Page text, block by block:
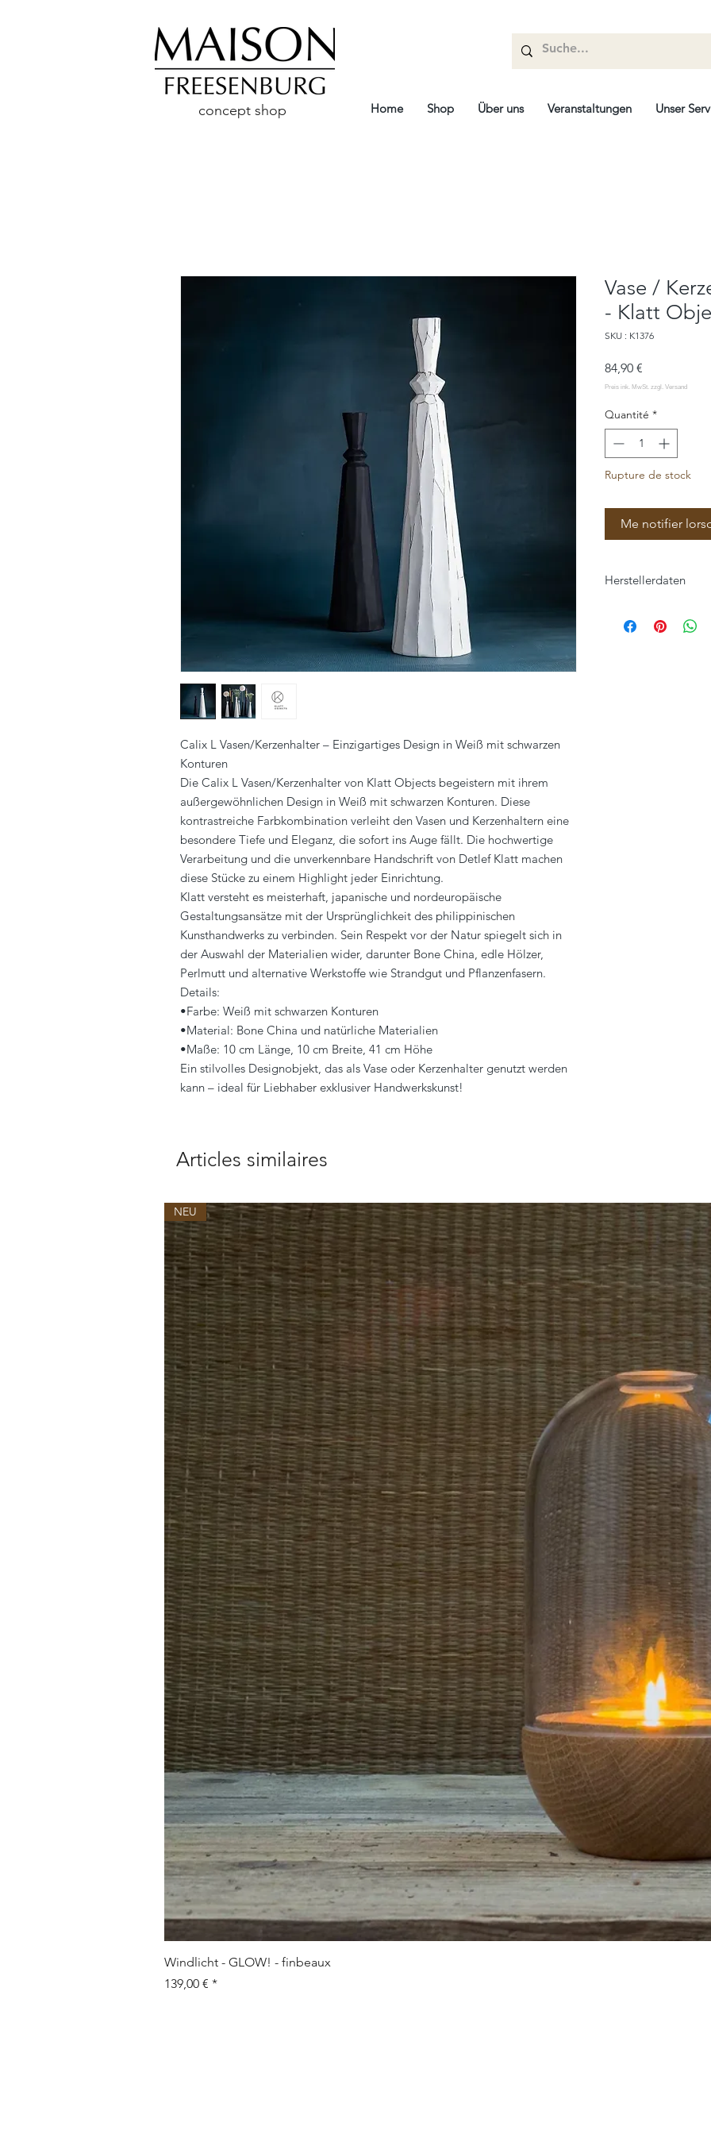
concept shop Home Shop Über uns Veranstaltungen Unser
Calix L Vasen/Kerzenhalter – Einzigartiges Design in Weiß mit schwarzen
Konturen
Die Calix L Vasen/Kerzenhalter von Klatt Objects begeistern mit ihrem
außergewöhnlichen Design in Weiß mit schwarzen Konturen. Diese
kontrastreiche Farbkombination verleiht den Vasen und Kerzenhaltern eine
besondere Tiefe und Eleganz, die sofort ins Auge fällt. Die hochwertige
Verarbeitung und die unverkennbare Handschrift von Detlef Klatt machen
diese Stücke zu einem Highlight jeder Einrichtung.
Klatt versteht es meisterhaft, japanische und nordeuropäische
Gestaltungsansätze mit der Ursprünglichkeit des philippinischen
Kunsthandwerks zu verbinden. Sein Respekt vor der Natur spiegelt sich in
der Auswahl der Materialien wider, darunter Bone China, edle Hölzer,
Perlmutt und alternative Werkstoffe wie Strandgut und Pflanzenfasern.
Details:
•Farbe: Weiß mit schwarzen Konturen
•Material: Bone China und natürliche Materialien
•Maße: 10 cm Länge, 10 cm Breite, 41 cm Höhe
Ein stilvolles Designobjekt, das als Vase oder Kerzenhalter genutzt werden
kann – ideal für Liebhaber exklusiver Handwerkskunst!
Vase /
- Klatt
SKU : K1376
84,90 €
Quantité *
Rupture de stock
Me notifier
Herstellerdaten
Hauptstraße 57
Articles similaires
NEU
Windlicht - GLOW! - finbeaux
Prix
139,00 €